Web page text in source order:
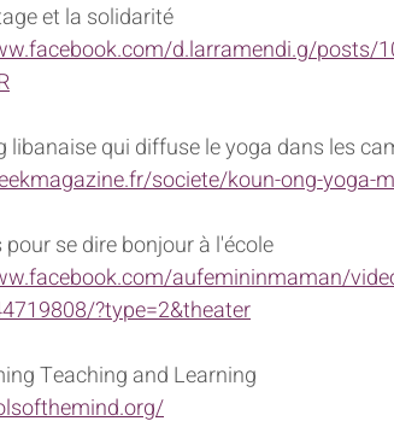
et la solidarité
d.larramendi.g/posts/
libanaise qui diffuse le yoga dans les
societe/koun-ong-yoga-
pour se dire bonjour à l'école
aufemininmaman/
?type=2&theater
Teaching and Learning